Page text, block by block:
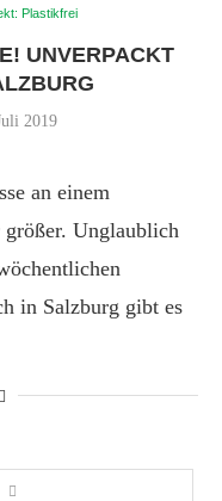
Plastikfrei
UNVERPACKT
2019
an einem
Unglaublich
in Salzburg gibt es